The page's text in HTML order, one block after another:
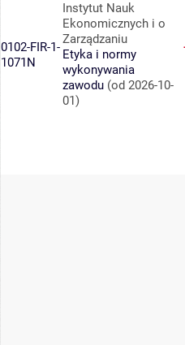
0102-FIR-1-
1071N
Instytut Nauk
Ekonomicznych i o
Zarządzaniu
Etyka i normy
wykonywania
zawodu (od 2026-10-
01)